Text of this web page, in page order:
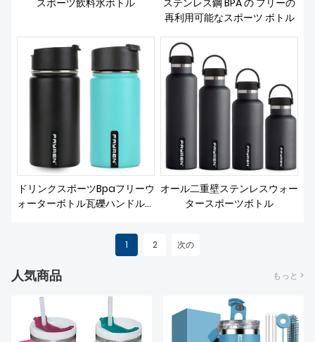
スポーツ飲料水ボトル
ステンレス鋼 BPA の フリーの
再利用可能なスポーツ ボトル
ドリンクスポーツBpaフリーウ
ォーターボトル瓦礫ハンドル付
オール二重壁ステンレスウォー
タースポーツボトル
1 2 次の
人気商品 もっと >